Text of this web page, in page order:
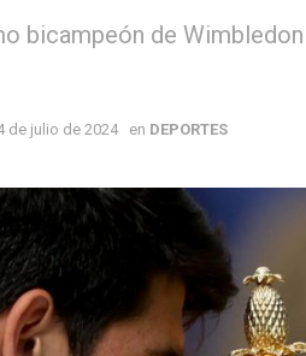
bicampeón de
de julio de 2024 en DEPORTES